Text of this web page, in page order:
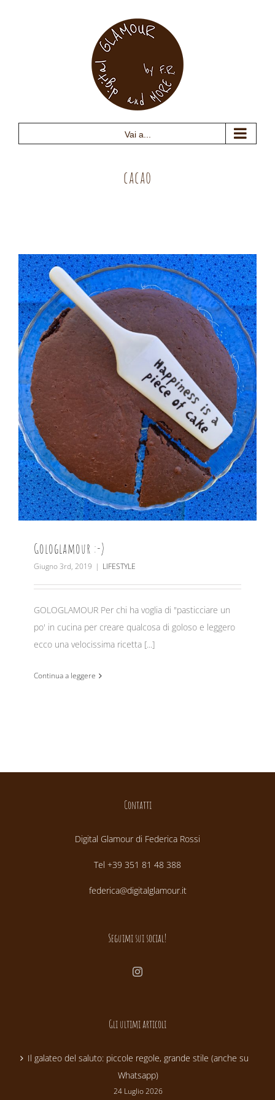
Vai a...
cacao
Gologlamour :-)
Giugno 3rd, 2019 | LIFESTYLE
GOLOGLAMOUR Per chi ha voglia di "pasticciare un
po' in cucina per creare qualcosa di goloso e leggero
ecco una velocissima ricetta [...]
Continua a leggere
Contatti
Digital Glamour di Federica Rossi
Tel +39 351 81 48 388
federica@digitalglamour.it
Seguimi sui social!
Gli ultimi articoli
Il galateo del saluto: piccole regole, grande stile (anche su
Whatsapp)
24 Luglio 2026